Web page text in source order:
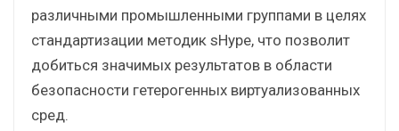
различными промышленными группами в целях
стандартизации методик sHype, что позволит
добиться значимых результатов в области
безопасности гетерогенных виртуализованных
сред.